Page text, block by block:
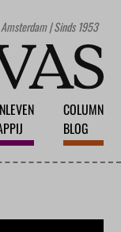
| Sinds 1953
COLUMN
BLOG